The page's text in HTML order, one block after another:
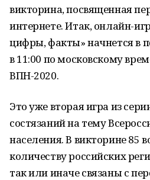
викторина, посвященная
интернете. Итак, онлайн-
цифры, факты» начнется в
в 11:00 по московскому
ВПН-2020.
Это уже вторая игра из
состязаний на тему
населения. В викторине 85
количеству российских
так или иначе связаны с